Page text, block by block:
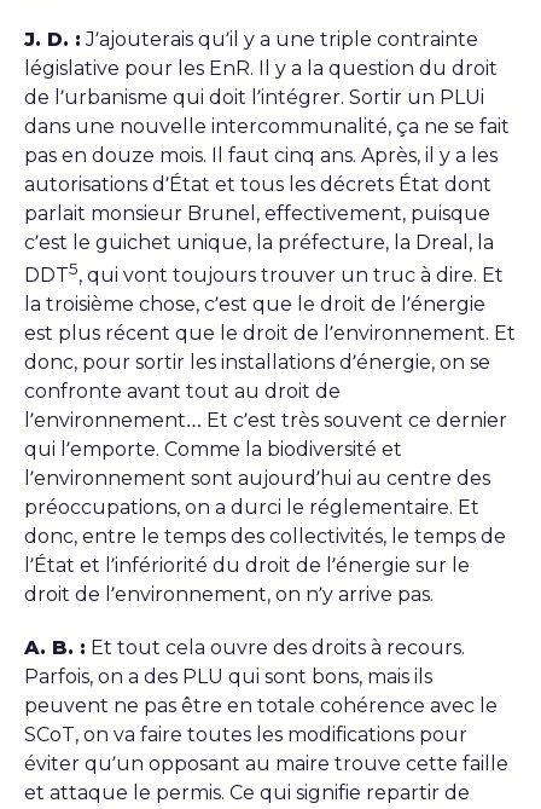
J. D. : J’ajouterais qu’il y a une triple contrainte
législative pour les EnR. Il y a la question du droit
de l’urbanisme qui doit l’intégrer. Sortir un PLUi
dans une nouvelle intercommunalité, ça ne se fait
pas en douze mois. Il faut cinq ans. Après, il y a les
autorisations d’État et tous les décrets État dont
parlait monsieur Brunel, effectivement, puisque
c’est le guichet unique, la préfecture, la Dreal, la
DDT5, qui vont toujours trouver un truc à dire. Et
la troisième chose, c’est que le droit de l’énergie
est plus récent que le droit de l’environnement. Et
donc, pour sortir les installations d’énergie, on se
confronte avant tout au droit de
l’environnement… Et c’est très souvent ce dernier
qui l’emporte. Comme la biodiversité et
l’environnement sont aujourd’hui au centre des
préoccupations, on a durci le réglementaire. Et
donc, entre le temps des collectivités, le temps de
l’État et l’infériorité du droit de l’énergie sur le
droit de l’environnement, on n’y arrive pas.
A. B. : Et tout cela ouvre des droits à recours.
Parfois, on a des PLU qui sont bons, mais ils
peuvent ne pas être en totale cohérence avec le
SCoT, on va faire toutes les modifications pour
éviter qu’un opposant au maire trouve cette faille
et attaque le permis. Ce qui signifie repartir de